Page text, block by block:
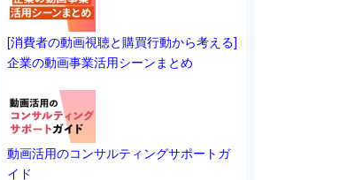
[消費者の動画視聴と購買行動から考える]
企業の動画事業活用シーンまとめ
動画活用のコンサルティングサポートガ
イド